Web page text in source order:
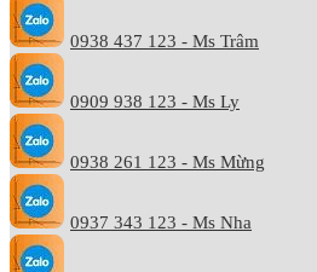
0938 437 123 - Ms Trâm
0909 938 123 - Ms Ly
0938 261 123 - Ms Mừng
0937 343 123 - Ms Nha